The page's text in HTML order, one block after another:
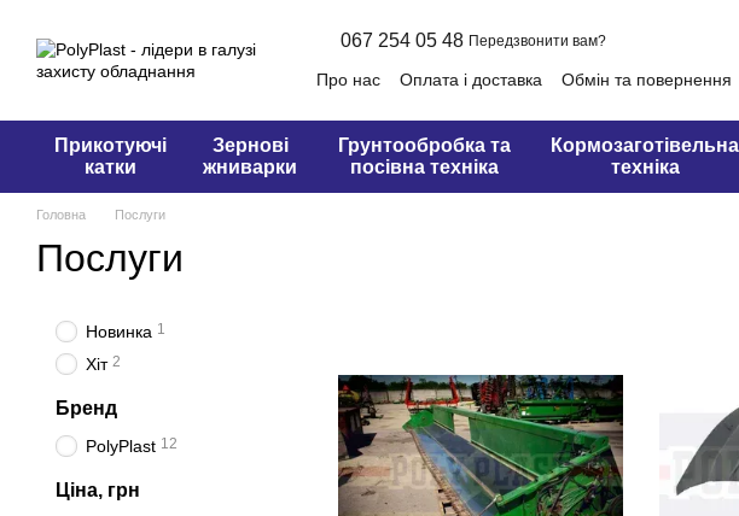
067 254 05 48 Передзвонити вам?
Про нас Оплата і доставка Обмін та повернення
Прикотуючі
катки
Зернові
жниварки
Грунтообробка та
посівна техніка
Кормозаготівельна
техніка
Головна Послуги
Послуги
Новинка 1
Хіт 2
Бренд
PolyPlast 12
Ціна, грн